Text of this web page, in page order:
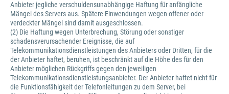
Anbieter jegliche verschuldensunabhängige Haftung für anfängliche
Mängel des Servers aus. Spätere Einwendungen wegen offener oder
verdeckter Mängel sind damit ausgeschlossen.
(2) Die Haftung wegen Unterbrechung, Störung oder sonstiger
schadensverursachender Ereignisse, die auf
Telekommunikationsdienstleistungen des Anbieters oder Dritten, für die
der Anbieter haftet, beruhen, ist beschränkt auf die Höhe des für den
Anbieter möglichen Rückgriffs gegen den jeweiligen
Telekommunikationsdienstleistungsanbieter. Der Anbieter haftet nicht für
die Funktionsfähigkeit der Telefonleitungen zu dem Server, bei